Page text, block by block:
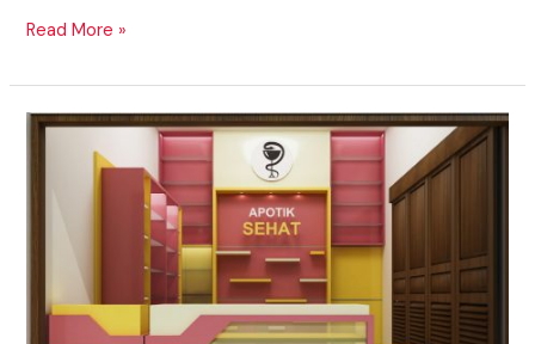
Read More »
RUANG
PELAYANAN
INTERIOR